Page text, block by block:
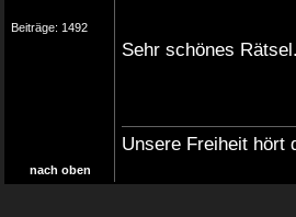
Beiträge: 1492
Sehr schönes
Unsere Freiheit hört
nach oben